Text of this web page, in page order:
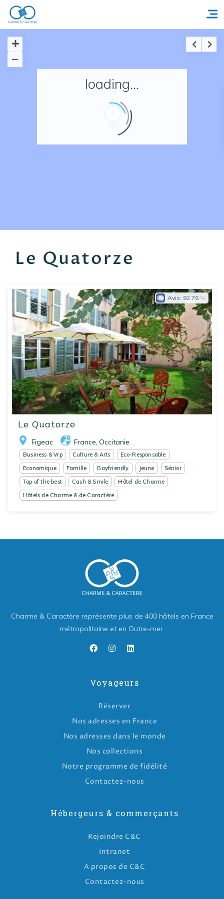
Accueil
Nos adresses en France
loading...
Le Quatorze
Le Quatorze
Figeac France Occitanie
Avis: 92.76
Business & Vrp Culture & Arts
Eco-Responsable
Economique
Famille Gayfriendly Jeune
Sénior
Top of the best
Cash & Smile
Hôtel de Charme
Hôtels de Charme & de Caractère
Charme & Caractère représente plus de 400 hôtels en France
métropolitaine et en Outre-mer.
Voyageurs
Réserver
Nos adresses en France
Nos adresses dans le monde
Nos collections
Notre programme de fidélité
Contactez-nous
Hébergeurs & commerçants
Rejoindre C&C
Intranet
A propos de C&C
Contactez-nous